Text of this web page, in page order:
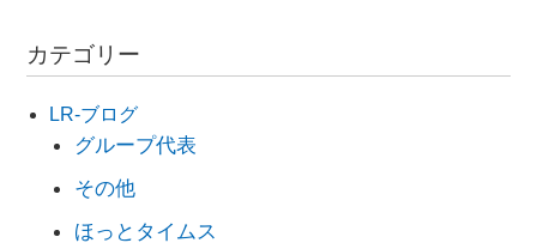
カテゴリー
LR-ブログ
グループ代表
その他
ほっとタイムス